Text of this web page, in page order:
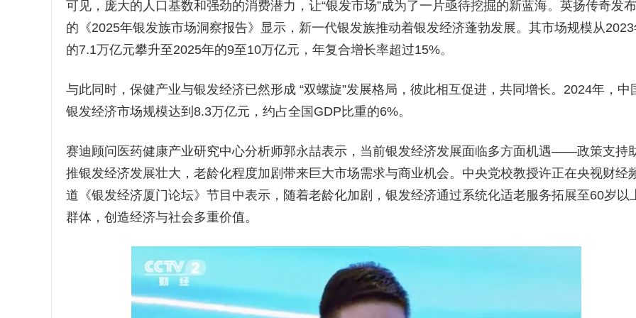
可见，庞大的人口基数和强劲的消费潜力，让“银发市场”成为了一片亟待挖掘的新蓝海。英扬传奇发布
的《2025年银发族市场洞察报告》显示，新一代银发族推动着银发经济蓬勃发展。其市场规模从
的7.1万亿元攀升至2025年的9至10万亿元，年复合增长率超过15%。
与此同时，保健产业与银发经济已然形成 “双螺旋”发展格局，彼此相互促进，共同增长。2024年，中
银发经济市场规模达到8.3万亿元，约占全国GDP比重的6%。
赛迪顾问医药健康产业研究中心分析师郭永喆表示，当前银发经济发展面临多方面机遇——政策支持
推银发经济发展壮大，老龄化程度加剧带来巨大市场需求与商业机会。中央党校教授许正在央视财经
道《银发经济厦门论坛》节目中表示，随着老龄化加剧，银发经济通过系统化适老服务拓展至60岁以
群体，创造经济与社会多重价值。